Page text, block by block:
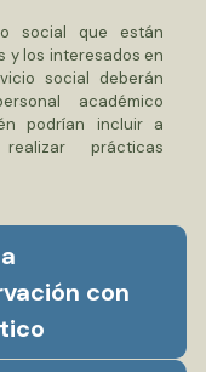
social que están
y los interesados en
social deberán
académico
podrían incluir a
prácticas
con